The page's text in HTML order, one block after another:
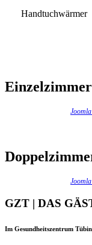
Handtuchwärmer
Einzelzimmer
GZT | DAS
Im Gesundheitszentrum